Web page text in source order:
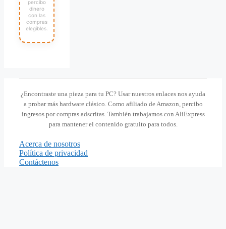
percibo
dinero
con las
compras
elegibles.
¿Encontraste una pieza para tu PC? Usar nuestros enlaces nos ayuda
a probar más hardware clásico. Como afiliado de Amazon, percibo
ingresos por compras adscritas. También trabajamos con AliExpress
para mantener el contenido gratuito para todos.
Acerca de nosotros
Política de privacidad
Contáctenos